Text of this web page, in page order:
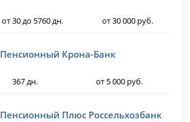
от 30 до 5760 дн. от 30 000 руб.
Пенсионный Крона-Банк
367 дн. от 5 000 руб.
Пенсионный Плюс Россельхозбанк